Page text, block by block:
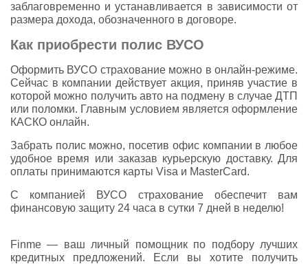
заблаговременно и устанавливается в зависимости от
размера дохода, обозначенного в договоре.
Как приобрести полис ВУСО
Оформить ВУСО страхование можно в онлайн-режиме.
Сейчас в компании действует акция, приняв участие в
которой можно получить авто на подмену в случае ДТП
или поломки. Главным условием является оформление
КАСКО онлайн.
Забрать полис можно, посетив офис компании в любое
удобное время или заказав курьерскую доставку. Для
оплаты принимаются карты Visa и MasterCard.
С компанией ВУСО страхование обеспечит вам
финансовую защиту 24 часа в сутки 7 дней в неделю!
Finme — ваш личный помощник по подбору лучших
кредитных предложений. Если вы хотите получить